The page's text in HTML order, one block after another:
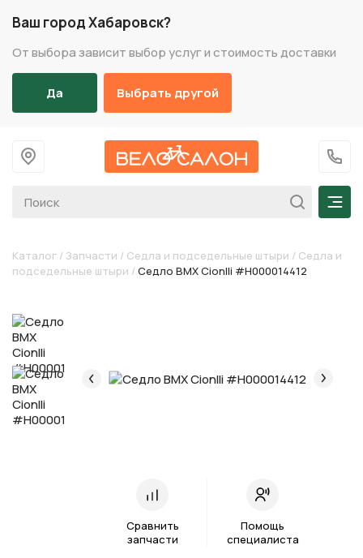
Ваш город Хабаровск?
От выбора зависит выбор услуг и стоимость доставки
Да Выбрать другой
На главную
+7
Каталог / Запчасти / Седла и подседельные штыри / Седла и
подседельные штыри / Седло BMX Cionlli #H000014412
Сравнить
запчасти
Помощь
специалиста